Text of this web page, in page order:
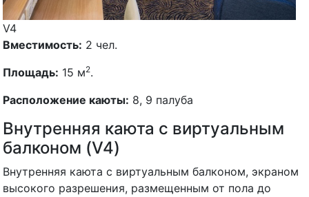
V4
Вместимость: 2 чел.
Площадь: 15 м2.
Расположение каюты: 8, 9 палуба
Внутренняя каюта с виртуальным
балконом (V4)
Внутренняя каюта с виртуальным балконом, экраном
высокого разрешения, размещенным от пола до